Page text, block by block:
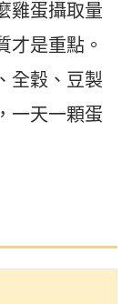
雞蛋攝取量
才是重點。
全穀、豆製
一天一顆蛋